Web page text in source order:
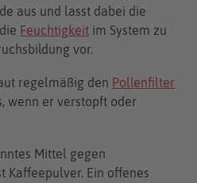
aus und lasst dabei die
Feuchtigkeit im System zu
vor.
regelmäßig den Pollenfilter
wenn er verstopft oder
Mittel gegen
Kaffeepulver. Ein offenes